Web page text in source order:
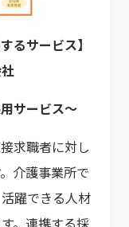
るサービス】
サービス～
求職者に対し
介護事業所で
躍できる人材
。連携する採